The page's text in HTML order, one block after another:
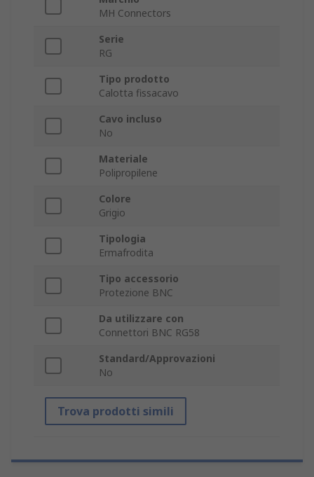
MH Connectors
Serie
RG
Tipo prodotto
Calotta fissacavo
Cavo incluso
No
Materiale
Polipropilene
Colore
Grigio
Tipologia
Ermafrodita
Tipo accessorio
Protezione BNC
Da utilizzare con
Connettori BNC RG58
Standard/Approvazioni
No
Trova prodotti simili